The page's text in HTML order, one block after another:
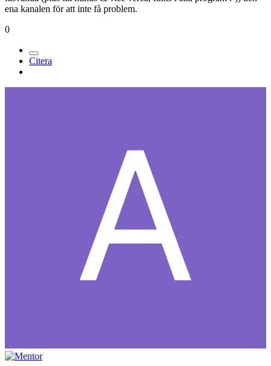
ena kanalen för att inte få problem.
0
Citera